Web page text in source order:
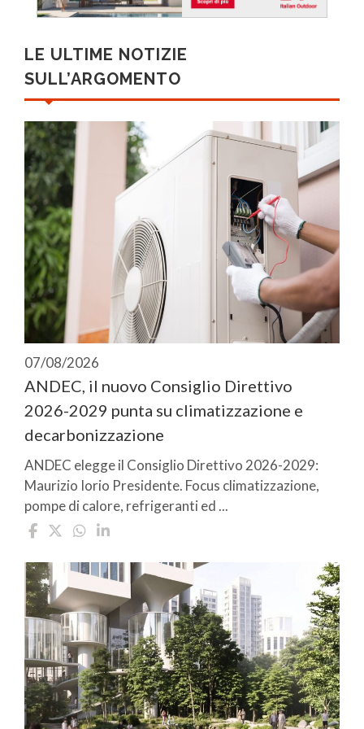
LE ULTIME NOTIZIE
SULL’ARGOMENTO
07/08/2026
ANDEC, il nuovo Consiglio Direttivo
2026-2029 punta su climatizzazione e
decarbonizzazione
ANDEC elegge il Consiglio Direttivo 2026-2029:
Maurizio Iorio Presidente. Focus climatizzazione,
pompe di calore, refrigeranti ed ...